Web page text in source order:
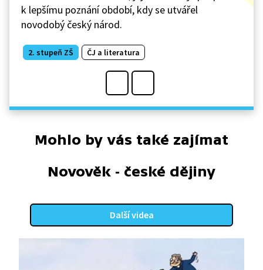
k lepšímu poznání období, kdy se utvářel
novodobý český národ.
2. stupeň ZŠ ČJ a literatura
Mohlo by vás také zajímat
Novověk - české dějiny
Další videa